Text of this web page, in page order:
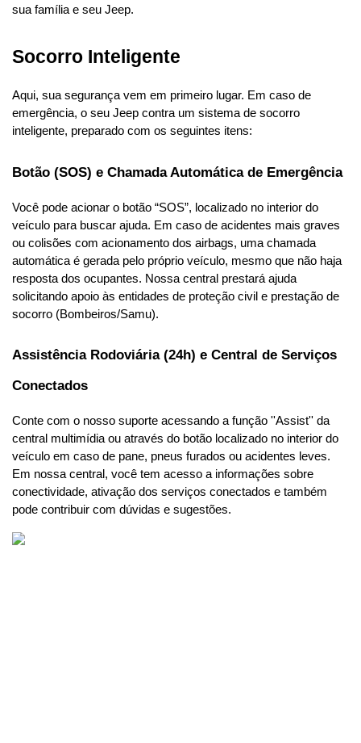
sua família e seu Jeep.
Socorro Inteligente
Aqui, sua segurança vem em primeiro lugar. Em caso de
emergência, o seu Jeep contra um sistema de socorro
inteligente, preparado com os seguintes itens:
Botão (SOS) e Chamada Automática de Emergência
Você pode acionar o botão “SOS”, localizado no interior do
veículo para buscar ajuda. Em caso de acidentes mais graves
ou colisões com acionamento dos airbags, uma chamada
automática é gerada pelo próprio veículo, mesmo que não haja
resposta dos ocupantes. Nossa central prestará ajuda
solicitando apoio às entidades de proteção civil e prestação de
socorro (Bombeiros/Samu).
Assistência Rodoviária (24h) e Central de Serviços
Conectados
Conte com o nosso suporte acessando a função ''Assist'' da
central multimídia ou através do botão localizado no interior do
veículo em caso de pane, pneus furados ou acidentes leves.
Em nossa central, você tem acesso a informações sobre
conectividade, ativação dos serviços conectados e também
pode contribuir com dúvidas e sugestões.